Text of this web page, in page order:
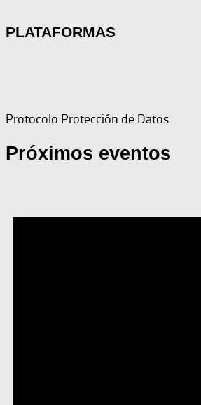
PLATAFORMAS
Protocolo Protección de Datos
Próximos eventos